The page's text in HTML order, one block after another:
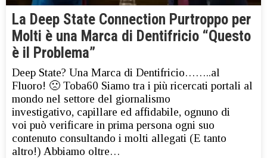
La Deep State Connection Purtroppo per
Molti è una Marca di Dentifricio “Questo
è il Problema”
Deep State? Una Marca di Dentifricio……..al
Fluoro! 🙁 Toba60 Siamo tra i più ricercati portali al
mondo nel settore del giornalismo
investigativo, capillare ed affidabile, ognuno di
voi può verificare in prima persona ogni suo
contenuto consultando i molti allegati (E tanto
altro!) Abbiamo oltre…